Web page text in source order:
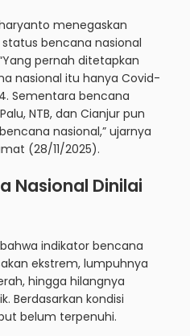
menegaskan
bencana nasional
pernah ditetapkan
nasional itu hanya Covid-
Sementara bencana
NTB, dan Cianjur pun
nasional,” ujarnya
(28/11/2025).
Nasional Dinilai
indikator bencana
ekstrem, lumpuhnya
hingga hilangnya
Berdasarkan kondisi
belum terpenuhi.